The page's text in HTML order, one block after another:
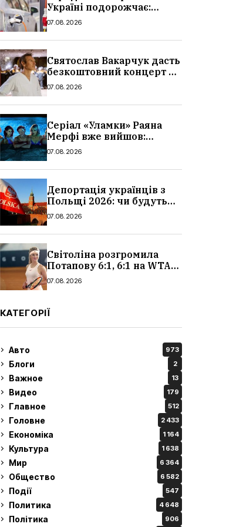
Україні подорожчає:
причина і нові ціни з
07.08.2026
Святослав Вакарчук дасть
безкоштовний концерт у
Львові: дата і місце
07.08.2026
Серіал «Уламки» Раяна
Мерфі вже вийшов:
сюжет, актори та всі
07.08.2026
Депортація українців з
Польщі 2026: чи будуть
висилати українських
07.08.2026
Світоліна розгромила
Потапову 6:1, 6:1 на WTA
1000 у Торонто
07.08.2026
КАТЕГОРІЇ
Авто 973
Блоги 2
Важное 13
Видео 179
Главное 512
Головне 2 433
Економіка 1 164
Культура 1 638
Мир 6 364
Общество 6 582
Події 547
Политика 4 648
Політика 906